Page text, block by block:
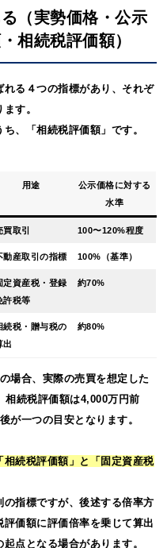
（実勢価格・公示
相続税評価額）
る４つの指標があり、それぞ
す。
、「相続税評価額」です。
用途
公示価格に対する
水準
買取引 100〜120%程度
動産取引の指標 100%（基準）
定資産税・登録
許税等
約70%
続税・贈与税の
出
約80%
場合、実際の売買を想定した
相続税評価額は4,000万円前
が一つの目安となります。
続税評価額」と「固定資産税
指標ですが、後述する倍率方
価額に評価倍率を乗じて算出
点となる場合があります。